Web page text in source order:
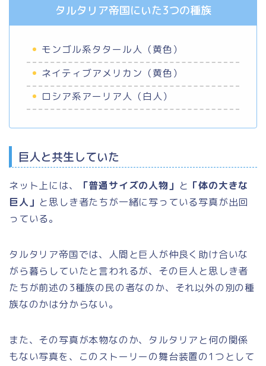
タルタリア帝国にいた3つの種族
モンゴル系タタール人（黄色）
ネイティブアメリカン（黄色）
ロシア系アーリア人（白人）
巨人と共生していた
ネット上には、 「普通サイズの人物」 と 「体の大きな
巨人」 と思しき者たちが一緒に写っている写真が出回
っている。
タルタリア帝国では、人間と巨人が仲良く助け合いな
がら暮らしていたと言われるが、その巨人と思しき者
たちが前述の3種族の民の者なのか、それ以外の別の種
族なのかは分からない。
また、その写真が本物なのか、タルタリアと何の関係
もない写真を、このストーリーの舞台装置の1つとして